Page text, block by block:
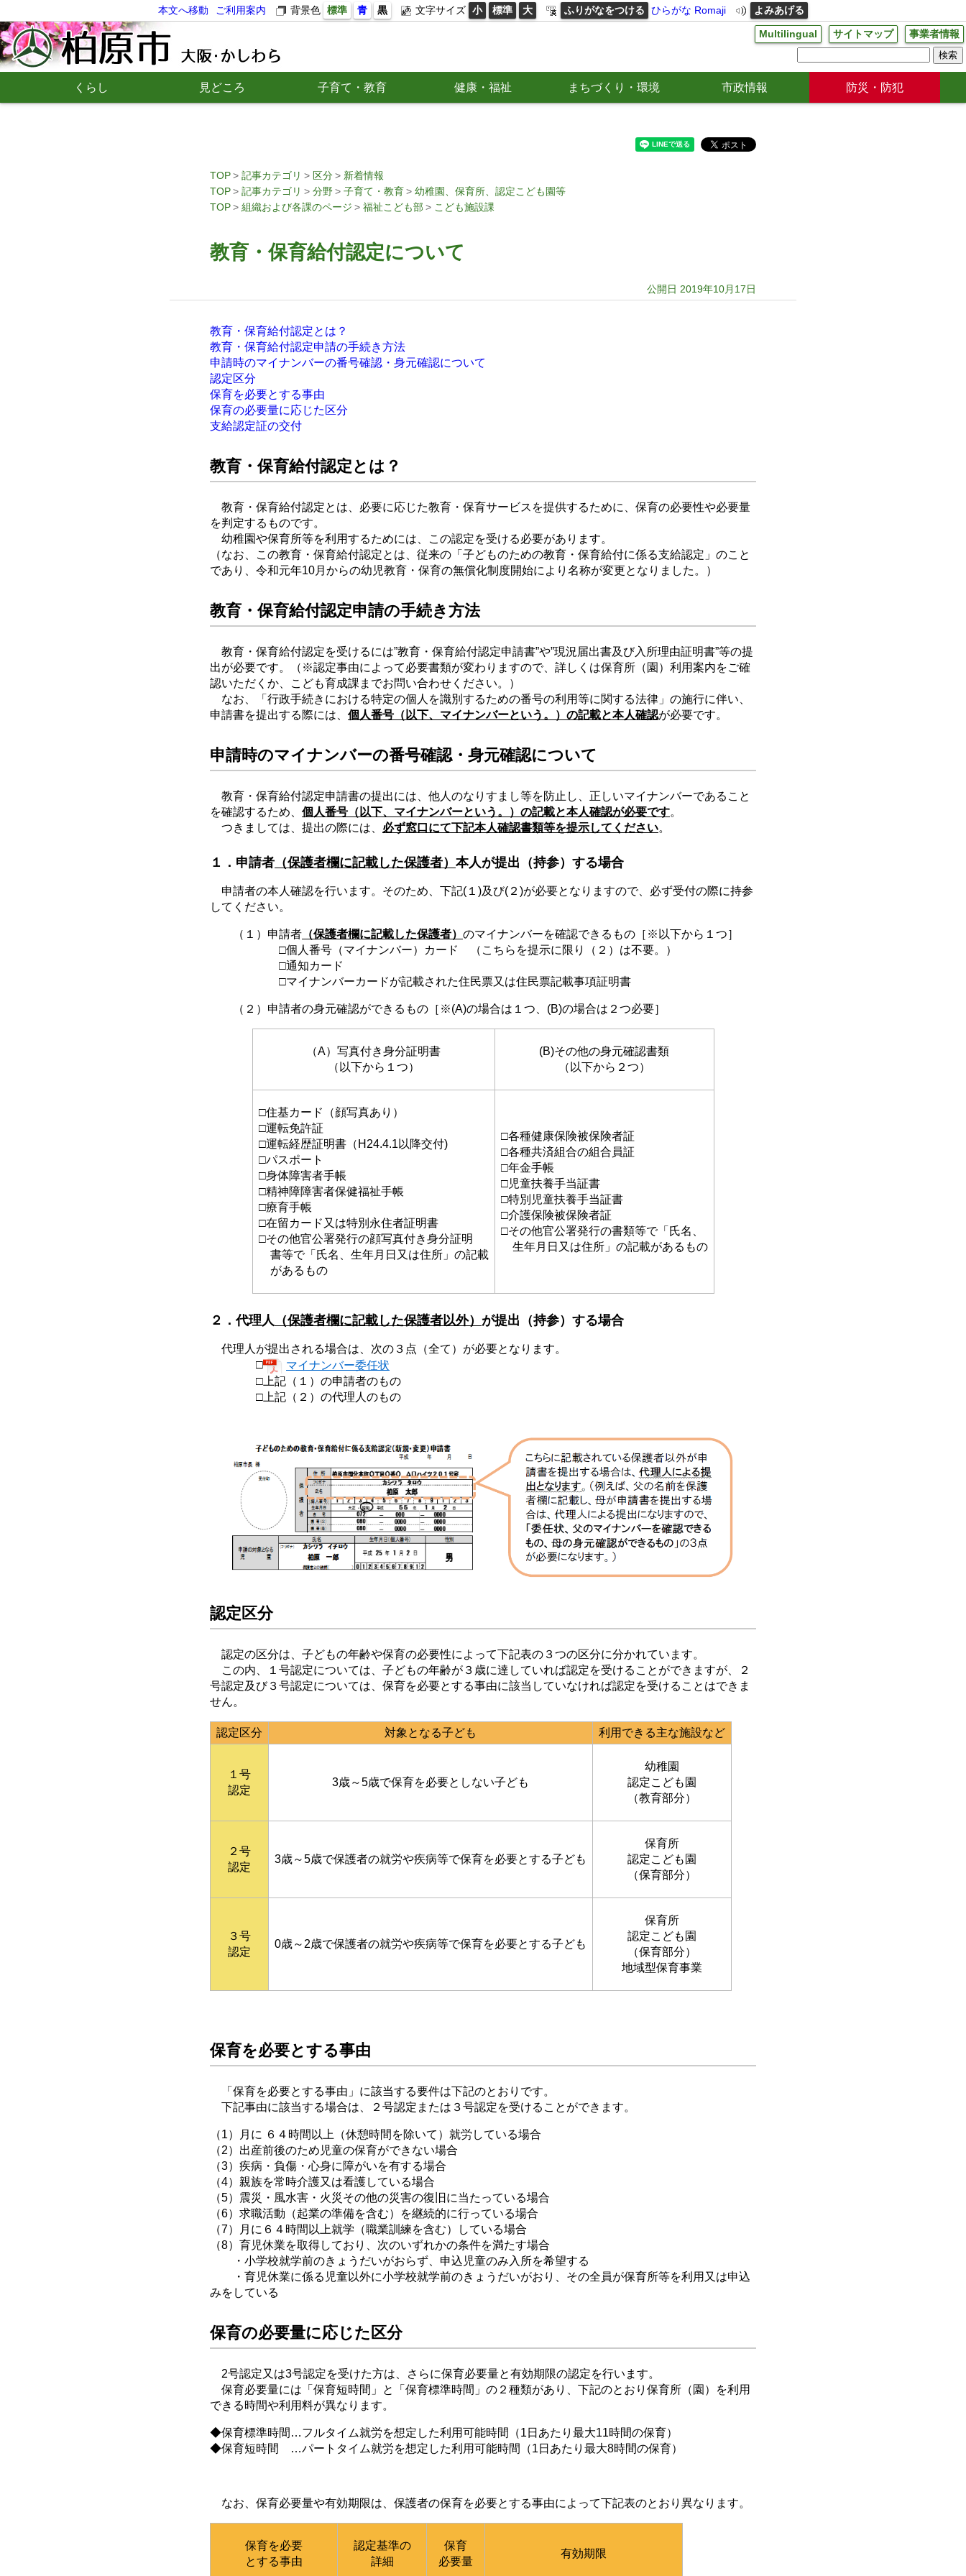
本文へ移動 ご利用案内 背景色 標準 青 黒 文字サイズ 小 標準 大 ふりがなをつける ひらがな Romaji よみあげる
Multilingual サイトマップ 事業者情報
くらし 見どころ 子育て・教育 健康・福祉 まちづくり・環境 市政情報 防災・防犯
TOP 記事カテゴリ 区分
新着情報
TOP
記事カテゴリ 分野 子育て・教育
幼稚園、保育所、認定こども園等
TOP
組織および各課のページ 福祉こども部 こども施設課
教育・保育給付認定について
公開日 2019年10月17日
教育・保育給付認定とは？
教育・保育給付認定申請の手続き方法
申請時のマイナンバーの番号確認・身元確認について
認定区分
保育を必要とする事由
保育の必要量に応じた区分
支給認定証の交付
教育・保育給付認定とは？
教育・保育給付認定とは、必要に応じた教育・保育サービスを提供するために、保育の必要性や必要量
を判定するものです。
幼稚園や保育所等を利用するためには、この認定を受ける必要があります。
（なお、この教育・保育給付認定とは、従来の「子どものための教育・保育給付に係る支給認定」のこと
であり、令和元年10月からの幼児教育・保育の無償化制度開始により名称が変更となりました。）
教育・保育給付認定申請の手続き方法
教育・保育給付認定を受けるには”教育・保育給付認定申請書”や”現況届出書及び入所理由証明書”等の提
出が必要です。（※認定事由によって必要書類が変わりますので、詳しくは保育所（園）利用案内をご確
認いただくか、こども育成課までお問い合わせください。）
なお、「行政手続きにおける特定の個人を識別するための番号の利用等に関する法律」の施行に伴い、
申請書を提出する際には、 個人番号（以下、マイナンバーという。）の記載と本人確認が必要です。
申請時のマイナンバーの番号確認・身元確認について
教育・保育給付認定申請書の提出には、他人のなりすまし等を防止し、正しいマイナンバーであること
を確認するため、 個人番号（以下、マイナンバーという。）の記載と本人確認が必要です。
つきましては、提出の際には、 必ず窓口にて下記本人確認書類等を提示してください。
１．申請者 （保護者欄に記載した保護者） 本人が提出（持参）する場合
申請者の本人確認を行います。そのため、下記(１)及び(２)が必要となりますので、必ず受付の際に持参
してください。
（１）申請者 （保護者欄に記載した保護者） のマイナンバーを確認できるもの［※以下から１つ］
□個人番号（マイナンバー）カード （こちらを提示に限り（２）は不要。）
□通知カード
□マイナンバーカードが記載された住民票又は住民票記載事項証明書
（２）申請者の身元確認ができるもの［※(A)の場合は１つ、(B)の場合は２つ必要］
（A）写真付き身分証明書
（以下から１つ）
(B)その他の身元確認書類
（以下から２つ）
□住基カード（顔写真あり）
□運転免許証
□運転経歴証明書（H24.4.1以降交付)
□パスポート
□身体障害者手帳
□精神障障害者保健福祉手帳
□療育手帳
□在留カード又は特別永住者証明書
□その他官公署発行の顔写真付き身分証明
書等で「氏名、生年月日又は住所」の記載
があるもの
□各種健康保険被保険者証
□各種共済組合の組合員証
□年金手帳
□児童扶養手当証書
□特別児童扶養手当証書
□介護保険被保険者証
□その他官公署発行の書類等で「氏名、
生年月日又は住所」の記載があるもの
２．代理人 （保護者欄に記載した保護者以外） が提出（持参）する場合
代理人が提出される場合は、次の３点（全て）が必要となります。
□
マイナンバー委任状
□上記（１）の申請者のもの
□上記（２）の代理人のもの
認定区分
認定の区分は、子どもの年齢や保育の必要性によって下記表の３つの区分に分かれています。
この内、１号認定については、子どもの年齢が３歳に達していれば認定を受けることができますが、２
号認定及び３号認定については、保育を必要とする事由に該当していなければ認定を受けることはできま
せん。
認定区分 対象となる子ども 利用できる主な施設など
１号
認定
3歳～5歳で保育を必要としない子ども
幼稚園
認定こども園
（教育部分）
２号
認定
3歳～5歳で保護者の就労や疾病等で保育を必要とする子ども
保育所
認定こども園
（保育部分）
３号
認定
0歳～2歳で保護者の就労や疾病等で保育を必要とする子ども
保育所
認定こども園
（保育部分）
地域型保育事業
保育を必要とする事由
「保育を必要とする事由」に該当する要件は下記のとおりです。
下記事由に該当する場合は、２号認定または３号認定を受けることができます。
（1）月に ６４時間以上（休憩時間を除いて）就労している場合
（2）出産前後のため児童の保育ができない場合
（3）疾病・負傷・心身に障がいを有する場合
（4）親族を常時介護又は看護している場合
（5）震災・風水害・火災その他の災害の復旧に当たっている場合
（6）求職活動（起業の準備を含む）を継続的に行っている場合
（7）月に６４時間以上就学（職業訓練を含む）している場合
（8）育児休業を取得しており、次のいずれかの条件を満たす場合
・小学校就学前のきょうだいがおらず、申込児童のみ入所を希望する
・育児休業に係る児童以外に小学校就学前のきょうだいがおり、その全員が保育所等を利用又は申込
みをしている
保育の必要量に応じた区分
2号認定又は3号認定を受けた方は、さらに保育必要量と有効期限の認定を行います。
保育必要量には「保育短時間」と「保育標準時間」の２種類があり、下記のとおり保育所（園）を利用
できる時間や利用料が異なります。
◆保育標準時間…フルタイム就労を想定した利用可能時間（1日あたり最大11時間の保育）
◆保育短時間 …パートタイム就労を想定した利用可能時間（1日あたり最大8時間の保育）
なお、保育必要量や有効期限は、保護者の保育を必要とする事由によって下記表のとおり異なります。
保育を必要
とする事由
認定基準の
詳細
保育
必要量
有効期限